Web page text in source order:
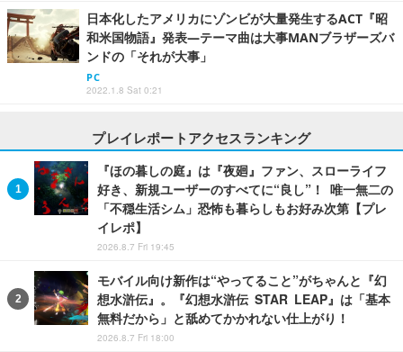
日本化したアメリカにゾンビが大量発生するACT『昭
和米国物語』発表―テーマ曲は大事MANブラザーズバ
ンドの「それが大事」
PC
2022.1.8 Sat 0:21
プレイレポートアクセスランキング
『ほの暮しの庭』は『夜廻』ファン、スローライフ
好き、新規ユーザーのすべてに“良し”！ 唯一無二の
「不穏生活シム」恐怖も暮らしもお好み次第【プレ
イレポ】
2026.8.7 Fri 19:45
モバイル向け新作は“やってること”がちゃんと『幻
想水滸伝』。『幻想水滸伝 STAR LEAP』は「基本
無料だから」と舐めてかかれない仕上がり！
2026.8.7 Fri 18:00